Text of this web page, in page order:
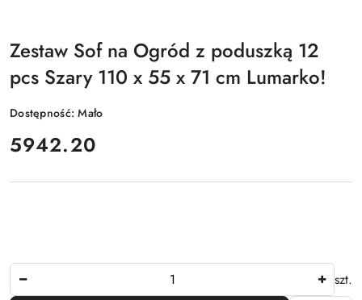
Zestaw Sof na Ogród z poduszką 12
pcs Szary 110 x 55 x 71 cm Lumarko!
Dostępność:Mało
cena:
5942.20
szt.